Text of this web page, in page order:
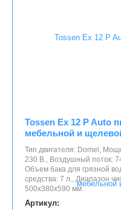
Tossen Ex 12 P Auto
мебельной и
Тип двигателя: Domel,
230 В., Воздушный поток:
Объем бака для грязной
средства: 7 л., Диапазон
500x380x590 мм.
Артикул: